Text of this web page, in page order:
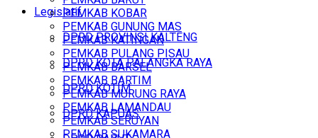
Legislatif
DPRD PROVINSI KALTENG
DPRD KOTA PALANGKA RAYA
DPRD KOTIM
DPRD KAPUAS
PEMKAB KOBAR
PEMKAB GUNUNG MAS
PEMKAB KATINGAN
PEMKAB PULANG PISAU
PEMKAB BARSEL
PEMKAB BARTIM
PEMKAB MURUNG RAYA
PEMKAB LAMANDAU
PEMKAB SERUYAN
PEMKAB SUKAMARA